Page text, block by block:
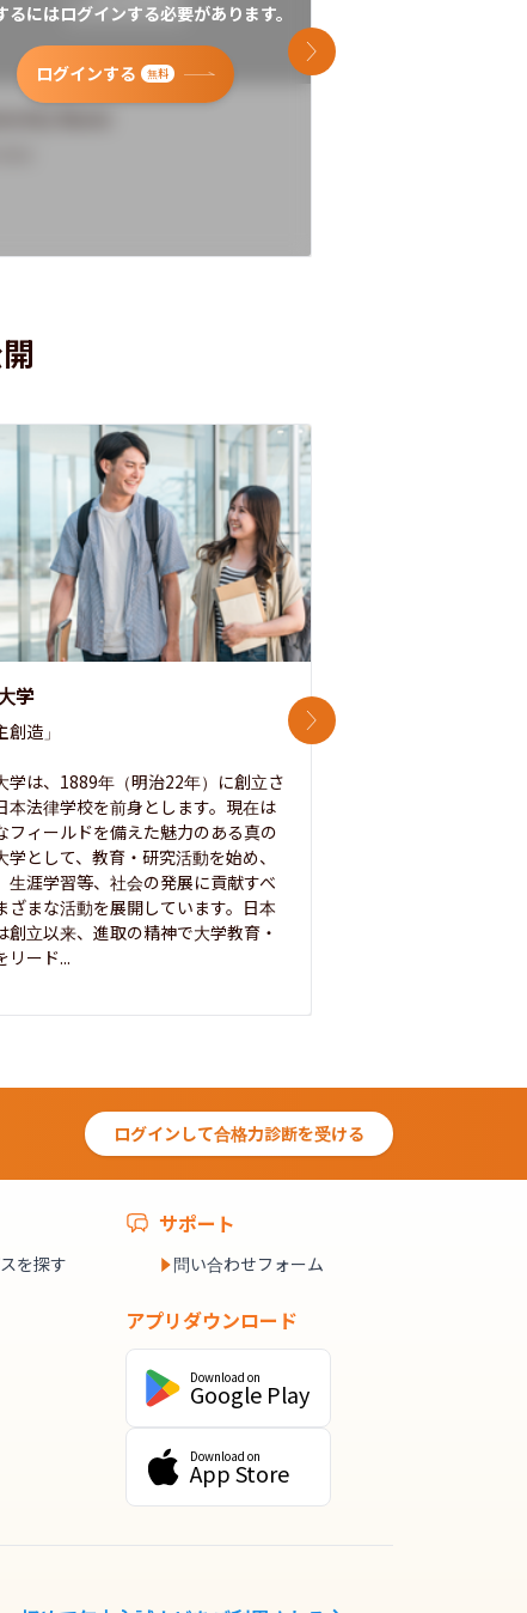
るにはログインする必要があります。
ログインする 無料
次のスライド
学
創造」
学は、1889年（明治22年）に創立さ
本法律学校を前身とします。現在は
フィールドを備えた魅力のある真の
学として、教育・研究活動を始め、
生涯学習等、社会の発展に貢献すべ
ざまな活動を展開しています。日本
創立以来、進取の精神で大学教育・
リード...
次のスライド
ログインして合格力診断を受ける
を探す
サポート
問い合わせフォーム
アプリダウンロード
Download on
Google Play
Download on
App Store